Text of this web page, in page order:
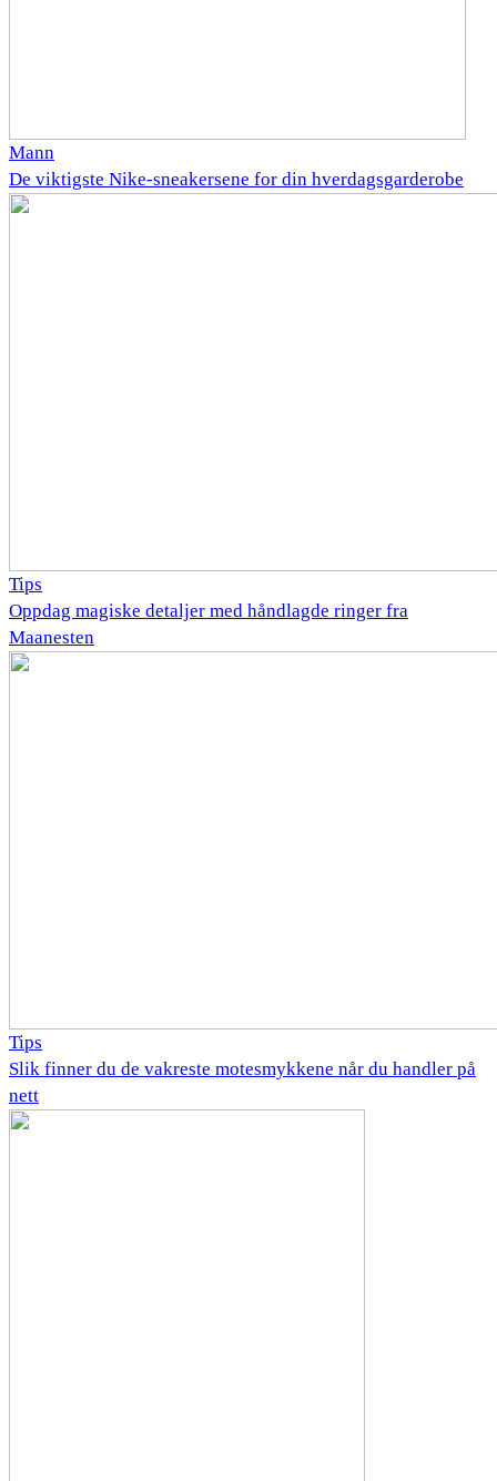
Mann
De viktigste Nike-sneakersene for din hverdagsgarderobe
Tips
Oppdag magiske detaljer med håndlagde ringer fra
Maanesten
Tips
Slik finner du de vakreste motesmykkene når du handler på
nett